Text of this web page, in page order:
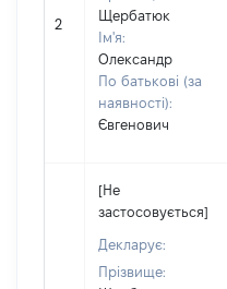
2
Щербатюк
Ім'я:
Олександр
По батькові (за
наявності):
Євгенович
[Не
застосовується]
Декларує:
Прізвище: